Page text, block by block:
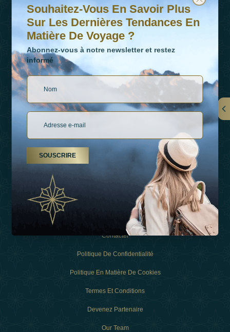
WhatsApp N°
+442034682356
+971552944761
LIENS
À Propos De Nous
Types De Vacances
Contacter
Politique De Confidentialité
Politique En Matière De Cookies
Termes Et Conditions
Devenez Partenaire
Our Team
Souhaitez-Vous En Savoir Plus
Sur Les Dernières Tendances En
Matière De Voyage ?
Abonnez-vous à notre newsletter et restez
informé
SOUSCRIRE